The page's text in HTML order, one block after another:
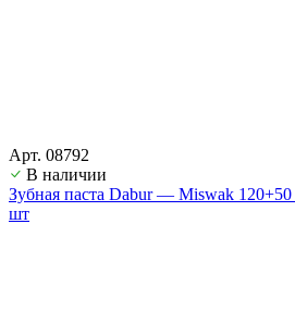
Арт. 08792
В наличии
Зубная паста Dabur — Miswak 120+50
шт